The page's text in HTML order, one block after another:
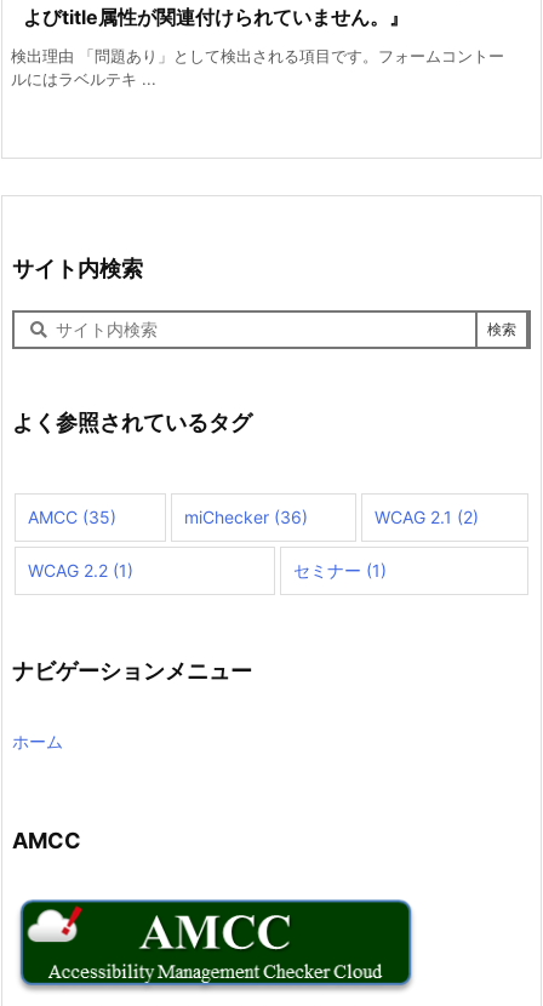
よびtitle属性が関連付けられていません。』
検出理由 「問題あり」として検出される項目です。フォームコントー
ルにはラベルテキ ...
サイト内検索
サ
イ
検
索
よく参照されているタグ
AMCC (35) miChecker(36) WCAG 2.1 (2)
WCAG 2.2 (1) セミナー (1)
ナビゲーションメニュー
ホーム
AMCC